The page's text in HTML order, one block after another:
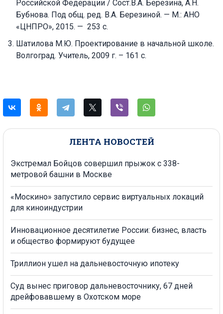
ЛЕНТА НОВОСТЕЙ
Экстремал Бойцов совершил прыжок с 338-
метровой башни в Москве
«Москино» запустило сервис виртуальных локаций
для киноиндустрии
Инновационное десятилетие России: бизнес, власть
и общество формируют будущее
Триллион ушел на дальневосточную ипотеку
Суд вынес приговор дальневосточнику, 67 дней
дрейфовавшему в Охотском море
Российской Федерации / Сост.В.А. Березина, А.Н.
Бубнова. Под общ. ред. В.А. Березиной. — М.: АНО
«ЦНПРО», 2015. — 253 с.
Шатилова М.Ю. Проектирование в начальной школе.
Волгоград. Учитель, 2009 г. – 161 с.